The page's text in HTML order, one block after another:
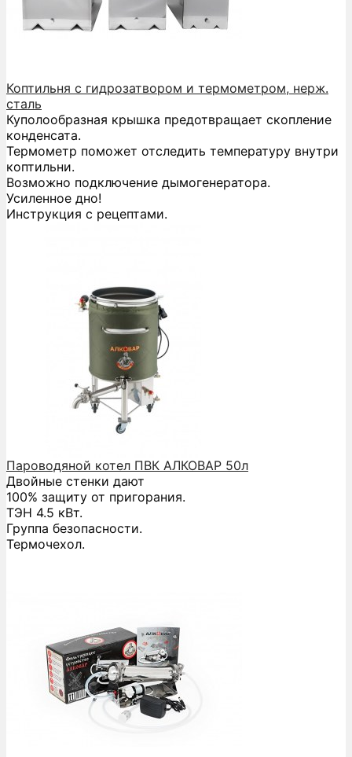
Коптильня с гидрозатвором и термометром, нерж.
сталь
Куполообразная крышка предотвращает скопление
конденсата.
Термометр поможет отследить температуру внутри
коптильни.
Возможно подключение дымогенератора.
Усиленное дно!
Инструкция с рецептами.
Пароводяной котел ПВК АЛКОВАР 50л
Двойные стенки дают
100% защиту от пригорания.
ТЭН 4.5 кВт.
Группа безопасности.
Термочехол.